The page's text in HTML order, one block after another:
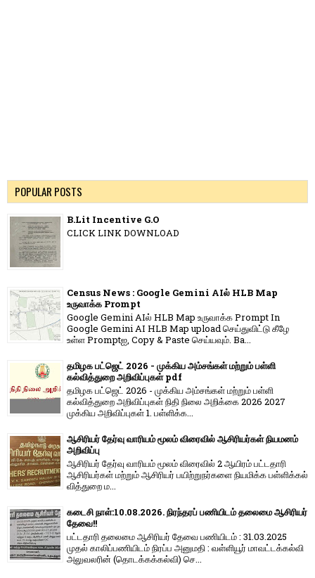
POPULAR POSTS
B.Lit Incentive G.O
CLICK LINK DOWNLOAD
Census News : Google Gemini AIல் HLB Map
உருவாக்க Prompt
Google Gemini AIல் HLB Map உருவாக்க Prompt In
Google Gemini AI HLB Map upload செய்துவிட்டு கீழே
உள்ள Promptஐ, Copy & Paste செய்யவும். Ba...
தமிழக பட்ஜெட் 2026 - முக்கிய அம்சங்கள் மற்றும் பள்ளி
கல்வித்துறை அறிவிப்புகள் pdf
தமிழக பட்ஜெட் 2026 - முக்கிய அம்சங்கள் மற்றும் பள்ளி
கல்வித்துறை அறிவிப்புகள் நிதி நிலை அறிக்கை 2026 2027
முக்கிய அறிவிப்புகள் 1. பள்ளிக்க...
ஆசிரியர் தேர்வு வாரியம் மூலம் விரைவில் ஆசிரியர்கள் நியமனம்
அறிவிப்பு
ஆசிரியர் தேர்வு வாரி​யம் மூலம் விரை​வில் 2 ஆயிரம் பட்​ட​தாரி
ஆசிரியர்​கள் மற்​றும் ஆசிரியர் பயிற்றுநர்​களை நியமிக்க பள்​ளிக்​கல்​
வித்​துறை ம...
கடைசி நாள்:10.08.2026. நிரந்தரப் பணியிடம் தலைமை ஆசிரியர்
தேவை!!
பட்டதாரி தலைமை ஆசிரியர் தேவை பணியிடம் : 31.03.2025
முதல் காலிப்பணியிடம் நிரப்ப அனுமதி : வள்ளியூர் மாவட்டக்கல்வி
அலுவலரின் (தொடக்கக்கல்வி) செ...